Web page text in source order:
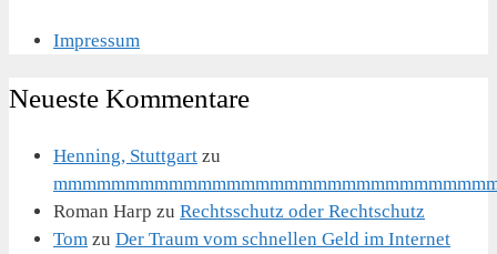
Impressum
Neueste Kommentare
Henning, Stuttgart zu
Roman Harp zu Rechtsschutz oder Rechtschutz
Tom zu Der Traum vom schnellen Geld im Internet